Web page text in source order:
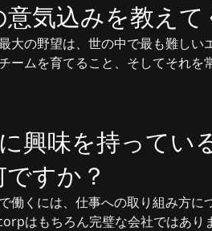
気込みを教えて
大の野望は、世の中で最も難し
ームを育てること、そしてそれ
興味を持ってい
すか？
働くには、仕事への取り組み方
はもちろん完璧な会社ではあ